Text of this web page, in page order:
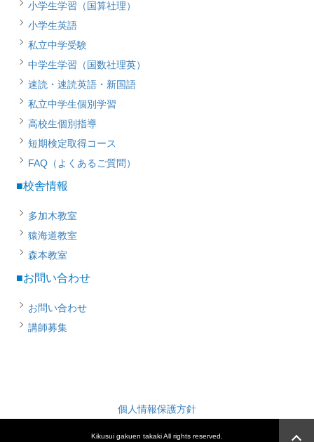
小学生学習（国算社理）
小学生英語
私立中学受験
中学生学習（国数社理英）
速読・速読英語・新国語
私立中学生個別学習
高校生個別指導
短期検定取得コース
FAQ（よくあるご質問）
■校舎情報
多加木教室
猿海道教室
森本教室
■お問い合わせ
お問い合わせ
講師募集
個人情報保護方針
Kikusui gakuen takaki All rights reserved.